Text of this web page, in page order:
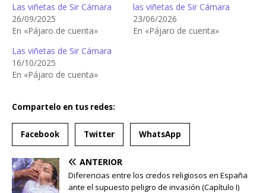
Las viñetas de Sir Cámara
26/09/2025
En «Pájaro de cuenta»
las viñetas de Sir Cámara
23/06/2026
En «Pájaro de cuenta»
Las viñetas de Sir Cámara
16/10/2025
En «Pájaro de cuenta»
Compartelo en tus redes:
Facebook Twitter WhatsApp
ANTERIOR
Diferencias entre los credos religiosos en España
ante el supuesto peligro de invasión (Capítulo I)